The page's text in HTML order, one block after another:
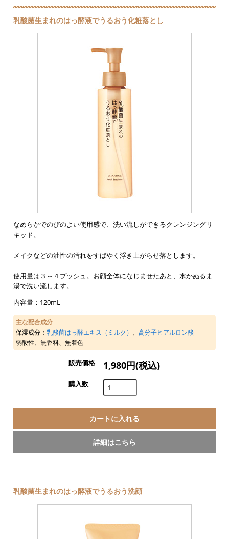
乳酸菌生まれのはっ酵液でうるおう化粧落とし
なめらかでのびのよい使用感で、洗い流しができるクレンジングリ
キッド。
メイクなどの油性の汚れをすばやく浮き上がらせ落とします。
使用量は３～４プッシュ。お顔全体になじませたあと、水かぬるま
湯で洗い流します。
内容量：120mL
主な配合成分
保湿成分：乳酸菌はっ酵エキス（ミルク） 、高分子ヒアルロン酸
弱酸性、無香料、無着色
販売価格 1,980円(税込)
購入数
詳細はこちら
乳酸菌生まれのはっ酵液でうるおう洗顔